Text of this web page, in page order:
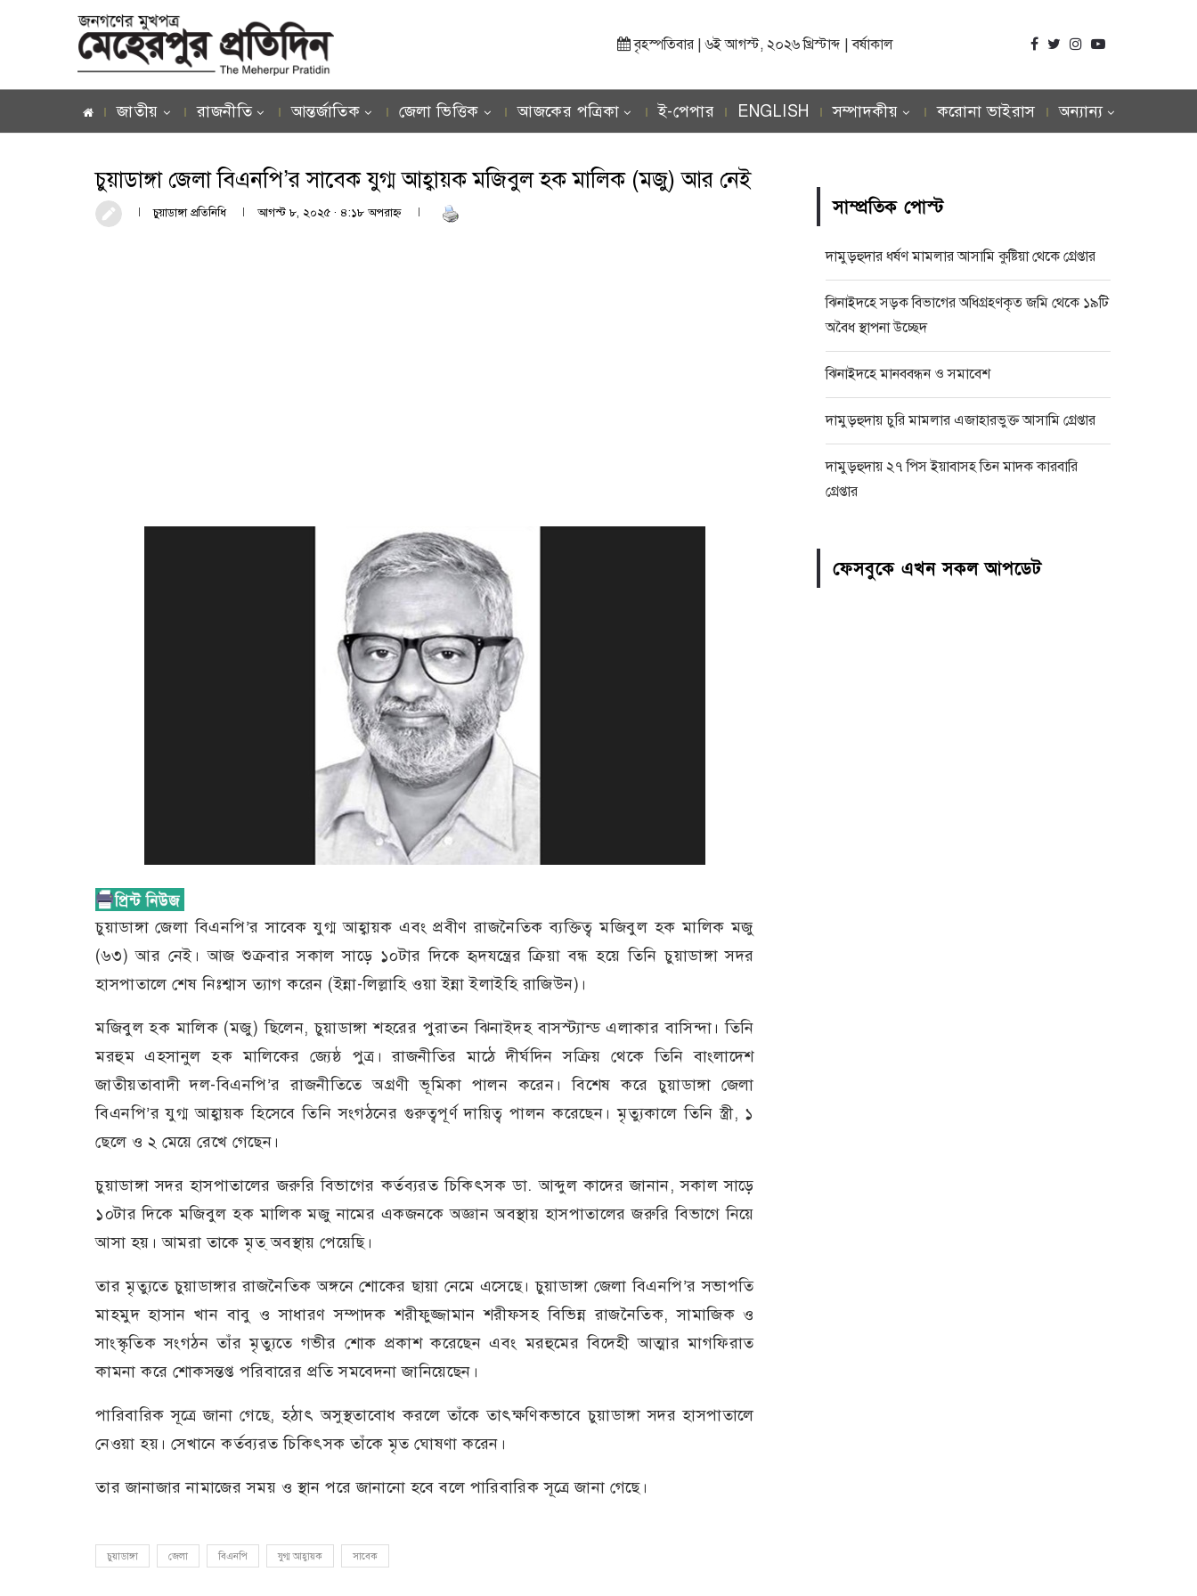
বৃহস্পতিবার | ৬ই আগস্ট, ২০২৬ খ্রিস্টাব্দ | বর্ষাকাল
জাতীয় রাজনীতি আন্তর্জাতিক জেলা ভিত্তিক আজকের পত্রিকা ই-পেপার ENGLISH সম্পাদকীয় করোনা ভাইরাস অন্যান্য
চুয়াডাঙ্গা জেলা বিএনপি’র সাবেক যুগ্ম আহ্বায়ক মজিবুল হক মালিক (মজু) আর নেই
চুয়াডাঙ্গা প্রতিনিধি আগস্ট ৮, ২০২৫ · ৪:১৮ অপরাহ্ণ
চুয়াডাঙ্গা জেলা বিএনপি’র সাবেক যুগ্ম আহ্বায়ক এবং প্রবীণ রাজনৈতিক ব্যক্তিত্ব মজিবুল হক মালিক মজু
(৬৩) আর নেই। আজ শুক্রবার সকাল সাড়ে ১০টার দিকে হৃদযন্ত্রের ক্রিয়া বন্ধ হয়ে তিনি চুয়াডাঙ্গা সদর
হাসপাতালে শেষ নিঃশ্বাস ত্যাগ করেন (ইন্না-লিল্লাহি ওয়া ইন্না ইলাইহি রাজিউন)।
মজিবুল হক মালিক (মজু) ছিলেন, চুয়াডাঙ্গা শহরের পুরাতন ঝিনাইদহ বাসস্ট্যান্ড এলাকার বাসিন্দা। তিনি
মরহুম এহসানুল হক মালিকের জ্যেষ্ঠ পুত্র। রাজনীতির মাঠে দীর্ঘদিন সক্রিয় থেকে তিনি বাংলাদেশ
জাতীয়তাবাদী দল-বিএনপি’র রাজনীতিতে অগ্রণী ভূমিকা পালন করেন। বিশেষ করে চুয়াডাঙ্গা জেলা
বিএনপি’র যুগ্ম আহ্বায়ক হিসেবে তিনি সংগঠনের গুরুত্বপূর্ণ দায়িত্ব পালন করেছেন। মৃত্যুকালে তিনি স্ত্রী, ১
ছেলে ও ২ মেয়ে রেখে গেছেন।
চুয়াডাঙ্গা সদর হাসপাতালের জরুরি বিভাগের কর্তব্যরত চিকিৎসক ডা. আব্দুল কাদের জানান, সকাল সাড়ে
১০টার দিকে মজিবুল হক মালিক মজু নামের একজনকে অজ্ঞান অবস্থায় হাসপাতালের জরুরি বিভাগে নিয়ে
আসা হয়। আমরা তাকে মৃত্ অবস্থায় পেয়েছি।
তার মৃত্যুতে চুয়াডাঙ্গার রাজনৈতিক অঙ্গনে শোকের ছায়া নেমে এসেছে। চুয়াডাঙ্গা জেলা বিএনপি’র সভাপতি
মাহমুদ হাসান খান বাবু ও সাধারণ সম্পাদক শরীফুজ্জামান শরীফসহ বিভিন্ন রাজনৈতিক, সামাজিক ও
সাংস্কৃতিক সংগঠন তাঁর মৃত্যুতে গভীর শোক প্রকাশ করেছেন এবং মরহুমের বিদেহী আত্মার মাগফিরাত
কামনা করে শোকসন্তপ্ত পরিবারের প্রতি সমবেদনা জানিয়েছেন।
পারিবারিক সূত্রে জানা গেছে, হঠাৎ অসুস্থতাবোধ করলে তাঁকে তাৎক্ষণিকভাবে চুয়াডাঙ্গা সদর হাসপাতালে
নেওয়া হয়। সেখানে কর্তব্যরত চিকিৎসক তাঁকে মৃত ঘোষণা করেন।
তার জানাজার নামাজের সময় ও স্থান পরে জানানো হবে বলে পারিবারিক সূত্রে জানা গেছে।
চুয়াডাঙ্গা জেলা বিএনপি যুগ্ম আহ্বায়ক সাবেক
সাম্প্রতিক পোস্ট
দামুড়হুদার ধর্ষণ মামলার আসামি কুষ্টিয়া থেকে গ্রেপ্তার
ঝিনাইদহে সড়ক বিভাগের অধিগ্রহণকৃত জমি থেকে ১৯টি
অবৈধ স্থাপনা উচ্ছেদ
ঝিনাইদহে মানববন্ধন ও সমাবেশ
দামুড়হুদায় চুরি মামলার এজাহারভুক্ত আসামি গ্রেপ্তার
দামুড়হুদায় ২৭ পিস ইয়াবাসহ তিন মাদক কারবারি
গ্রেপ্তার
ফেসবুকে এখন সকল আপডেট